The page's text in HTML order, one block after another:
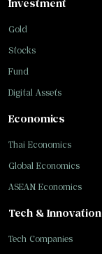
Investment
Gold
Stocks
Fund
Digital Assets
Tech & Innovation
Tech Companies
Economics
Thai Economics
Global Economics
ASEAN Economics